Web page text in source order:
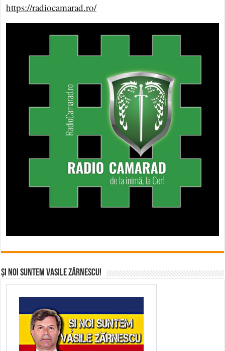
https://radiocamarad.ro/
Și noi suntem Vasile Zărnescu!